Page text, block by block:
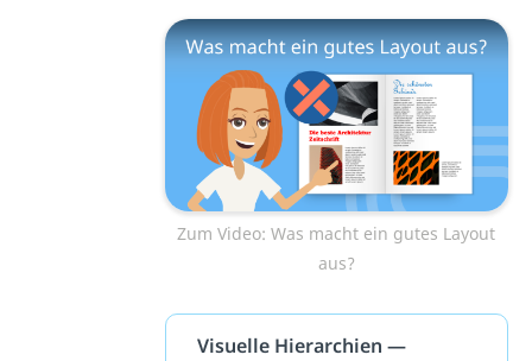
Zum Video: Was macht ein gutes Layout
aus?
Visuelle Hierarchien —